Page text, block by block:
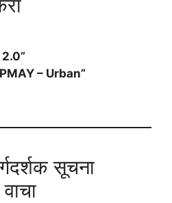
– Urban”
सूचना